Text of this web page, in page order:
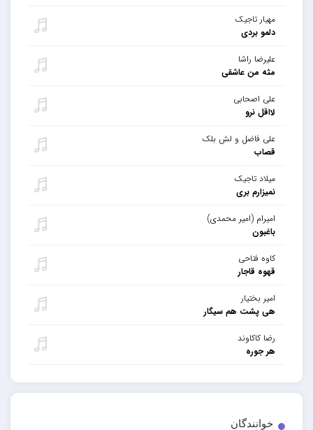
مهیار تاجیک
دلمو بردی
علیرضا راشا
مثه من عاشقی
علی اصحابی
لااقل نرو
علی فاضل و لش بلک
قصاب
میلاد تاجیک
نمیزارم بری
امیرام (امیر محمدی)
باغبون
کاوه فتاحی
قهوه قاجار
امیر بختیار
هی پشت هم سیگار
رضا کاکاوند
هر جوره
خوانندگان